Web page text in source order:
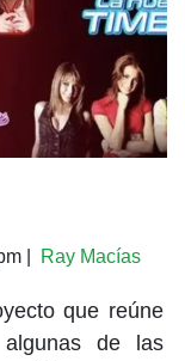
| Ray Macías
que reúne
de las